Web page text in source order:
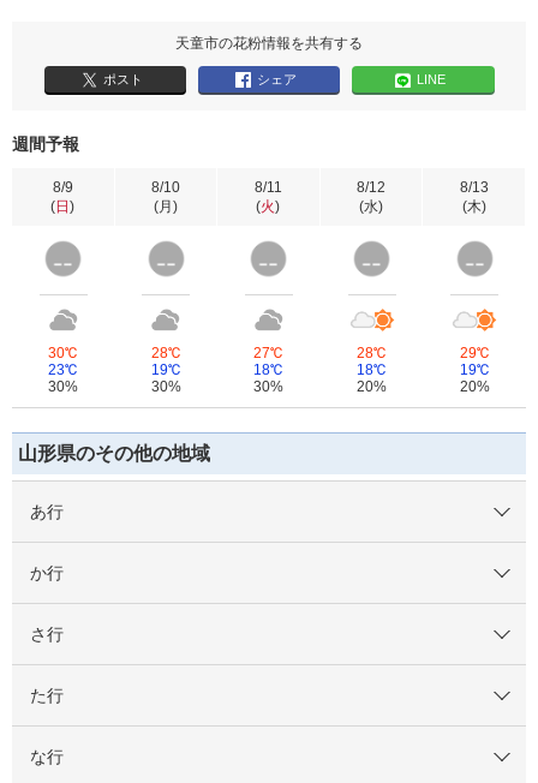
天童市の花粉情報を共有する
ポスト シェア LINE
週間予報
8/9
(日)
30℃
23℃
30%
8/10
(月 )
28℃
19℃
30%
8/11
(火)
27℃
18℃
30%
8/12
(水)
28℃
18℃
20%
8/13
(木)
29℃
19℃
20%
山形県のその他の地域
あ行
か行
さ行
た行
な行